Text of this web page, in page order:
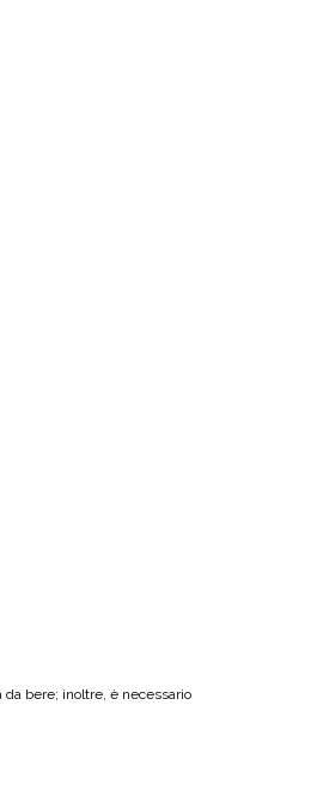
bere; inoltre, è necessario